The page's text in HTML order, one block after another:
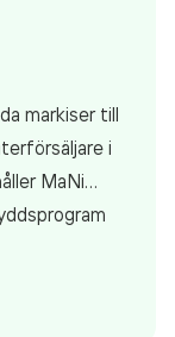
markiser till
i
MaNi